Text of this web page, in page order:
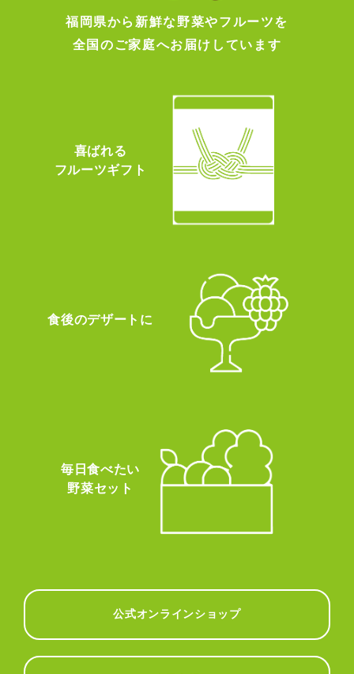
福岡県から新鮮な野菜やフルーツを
全国のご家庭へお届けしています
喜ばれる
フルーツギフト
食後のデザートに
毎日食べたい
野菜セット
公式オンラインショップ